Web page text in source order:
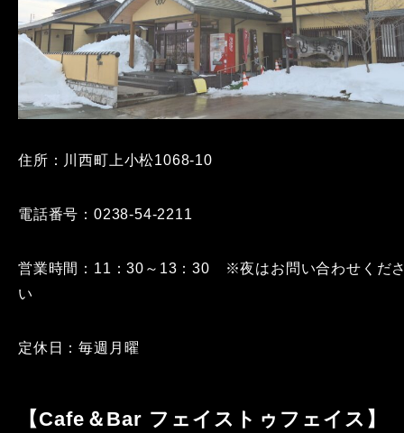
住所：川西町上小松1068-10
電話番号：0238-54-2211
営業時間：11：30～13：30 ※夜はお問い合わせくだ
い
定休日：毎週月曜
【Cafe＆Bar フェイストゥフェイス】